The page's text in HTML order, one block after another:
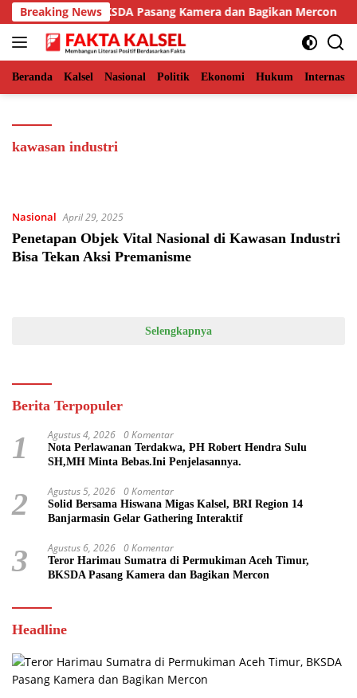
Langsung
ke
konten
Breaking News
Aceh Timur, BKSDA Pasang Kamera dan Bagikan Mercon
Beranda Kalsel Nasional Politik Ekonomi Hukum
kawasan industri
Nasional April 29, 2025
Penetapan Objek Vital Nasional di Kawasan Industri
Bisa Tekan Aksi Premanisme
Selengkapnya
Berita Terpopuler
1 Agustus 4, 2026 0 Komentar
Nota Perlawanan Terdakwa, PH Robert Hendra Sulu
SH,MH Minta Bebas.Ini Penjelasannya.
2 Agustus 5, 2026 0 Komentar
Solid Bersama Hiswana Migas Kalsel, BRI Region 14
Banjarmasin Gelar Gathering Interaktif
3 Agustus 6, 2026 0 Komentar
Teror Harimau Sumatra di Permukiman Aceh Timur,
BKSDA Pasang Kamera dan Bagikan Mercon
Headline